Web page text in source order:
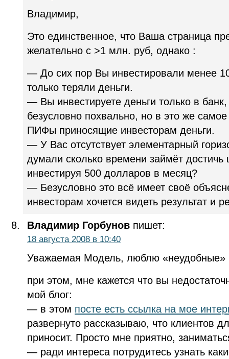
Владимир,
Это единственное, что Ваша страница
желательно с >1 млн. руб, однако :
— До сих пор Вы инвестировали менее
только теряли деньги.
— Вы инвестируете деньги только в
безусловно похвально, но в это же
ПИФы приносящие инвесторам деньги.
— У Вас отсутствует элементарный
думали сколько времени займёт
инвестируя 500 долларов в месяц?
— Безусловно это всё имеет своё
инвесторам хочется видеть результат и
Владимир Горбунов пишет:
18 августа 2008 в 10:40
Уважаемая Модель, люблю «неудобные»
при этом, мне кажется что вы
мой блог:
— в этом посте есть ссылка на мое
развернуто рассказываю, что клиентов
приносит. Просто мне приятно,
— ради интереса потрудитесь узнать